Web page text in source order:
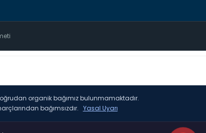
organik bağımız bulunmamaktadır.
bağımsızdır. Yasal Uyarı